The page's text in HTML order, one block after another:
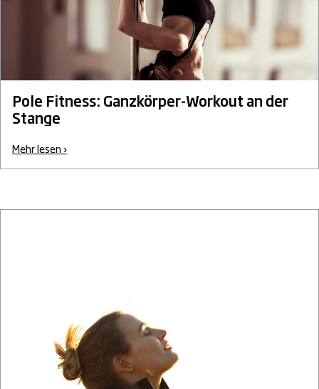
Pole Fitness: Ganzkörper-Workout an der
Stange
Mehr lesen ›